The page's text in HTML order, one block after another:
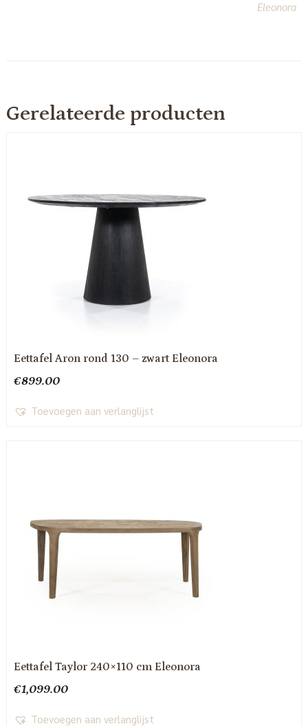
Eleonora
Gerelateerde producten
Eettafel Aron rond 130 – zwart Eleonora
€899.00
Toevoegen aan verlanglijst
Eettafel Taylor 240×110 cm Eleonora
€1,099.00
Toevoegen aan verlanglijst